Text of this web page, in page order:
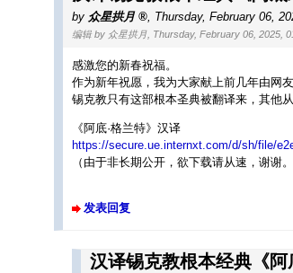
by 众星拱月 Thursday, February 06,
编辑 by 众星拱月, Thursday, February 06, 2025,
感激您的新春祝福。
作为新年祝愿，我为大家献上前几年由网
锡克教只有这部根本圣典被翻译来，其他从
《阿底·格兰特》汉译
https://secure.ue.internxt.com/d/sh/file/
（由于非长期公开，欲下载请从速，谢谢。
发表回复
汉译锡克教根本经典《